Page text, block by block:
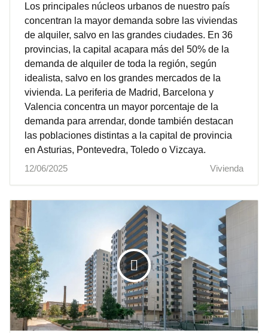
Los principales núcleos urbanos de nuestro país
concentran la mayor demanda sobre las viviendas
de alquiler, salvo en las grandes ciudades. En 36
provincias, la capital acapara más del 50% de la
demanda de alquiler de toda la región, según
idealista, salvo en los grandes mercados de la
vivienda. La periferia de Madrid, Barcelona y
Valencia concentra un mayor porcentaje de la
demanda para arrendar, donde también destacan
las poblaciones distintas a la capital de provincia
en Asturias, Pontevedra, Toledo o Vizcaya.
12/06/2025
Vivienda